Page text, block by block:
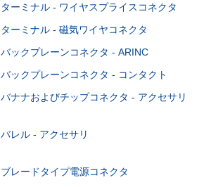
ターミナル - ワイヤスプライスコネクタ
ターミナル - 磁気ワイヤコネクタ
バックプレーンコネクタ - ARINC
バックプレーンコネクタ - コンタクト
バナナおよびチップコネクタ - アクセサリ
バレル - アクセサリ
ブレードタイプ電源コネクタ